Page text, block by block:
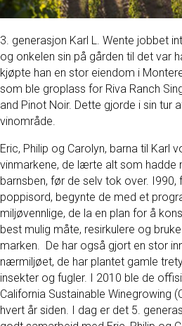
3. generasjon Karl L. Wente jobbet
og onkelen sin på gården til det var
kjøpte han en stor eiendom i
som ble groplass for Riva Ranch
and Pinot Noir. Dette gjorde i sin tur
vinområde.
Eric, Philip og Carolyn, barna til Karl
vinmarkene, de lærte alt som hadde
barnsben, før de selv tok over.
poppisord, begynte de med et
miljøvennlige, de la en plan for å
best mulig måte, resirkulere og
marken. De har også gjort en stor
nærmiljøet, de har plantet gamle
insekter og fugler. I 2010 ble de
California Sustainable Winegrowing
hvert år siden. I dag er det 5.